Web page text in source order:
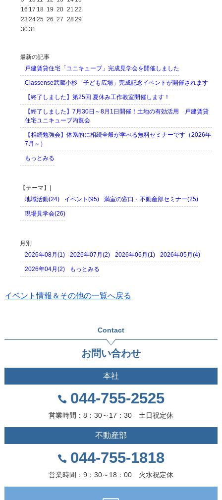
16 17 18 19 20 21 22
23 2425 26 27 2829
3031
最新の記事
戸建賃貸住宅「ユニキューブ」完成見学会を開催しました
Classense武蔵小杉「子ども広場」完成記念イベントが開催されます
【終了しました】第25回 夏休み工作教室開催します！
【終了しました】7月30日～8月1日開催！土地の有効活用 戸建賃貸
住宅ユニキューブ内覧会
【相続勉強会】体系的に相続全般が学べる無料セミナーです（2026年
7月～）
もっとみる
【テーマ】|
地域活動(24)
イベント(95) 満室の窓口・不動産部セミナー(25)
現場見学会(26)
月別
2026年08月(1)
2026年07月(2) 2026年06月(1) 2026年05月(4)
2026年04月(2) もっとみる
イベント情報＆その他の一覧へ戻る
Contact
お問い合わせ
本社
044-755-2525
営業時間：8：30～17：30 土日祝定休
不動産部
044-755-1818
営業時間：9：30～18：00 火水祝定休